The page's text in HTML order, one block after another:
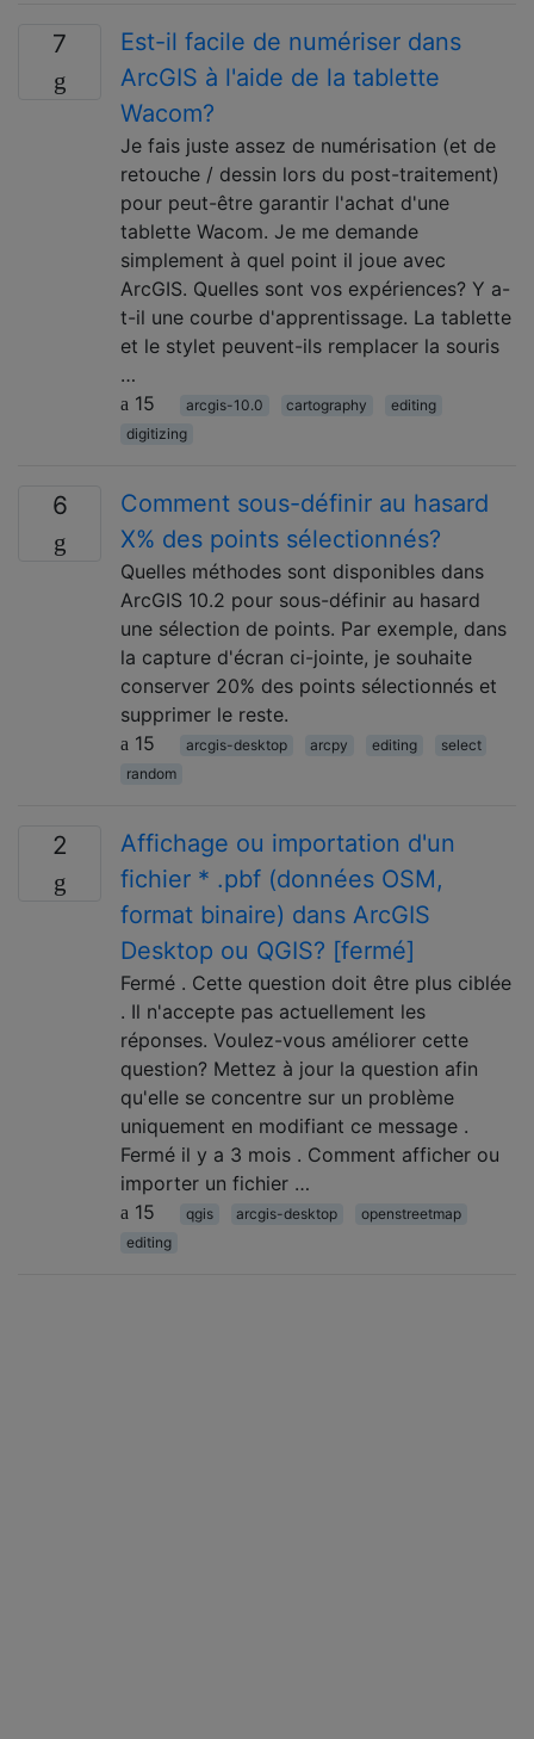
7
Est-il facile de numériser dans
ArcGIS à l'aide de la tablette
Wacom?
Je fais juste assez de numérisation (et de
retouche / dessin lors du post-traitement)
pour peut-être garantir l'achat d'une
tablette Wacom. Je me demande
simplement à quel point il joue avec
ArcGIS. Quelles sont vos expériences? Y a-
t-il une courbe d'apprentissage. La tablette
et le stylet peuvent-ils remplacer la souris
…
15
arcgis-10.0 cartography
editing
digitizing
6
Comment sous-définir au hasard
X% des points sélectionnés?
Quelles méthodes sont disponibles dans
ArcGIS 10.2 pour sous-définir au hasard
une sélection de points. Par exemple, dans
la capture d'écran ci-jointe, je souhaite
conserver 20% des points sélectionnés et
supprimer le reste.
15
arcgis-desktop arcpy editing
select
random
2
Affichage ou importation d'un
fichier * .pbf (données OSM,
format binaire) dans ArcGIS
Desktop ou QGIS? [fermé]
Fermé . Cette question doit être plus ciblée
. Il n'accepte pas actuellement les
réponses. Voulez-vous améliorer cette
question? Mettez à jour la question afin
qu'elle se concentre sur un problème
uniquement en modifiant ce message .
Fermé il y a 3 mois . Comment afficher ou
importer un fichier …
15
qgis arcgis-desktop
openstreetmap
editing